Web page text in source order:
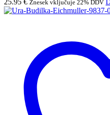
25.95 € Znesek vključuje 22% DDV